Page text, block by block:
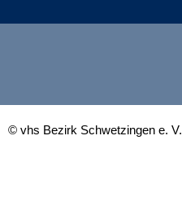
© vhs Bezirk Schwetzingen e. V.